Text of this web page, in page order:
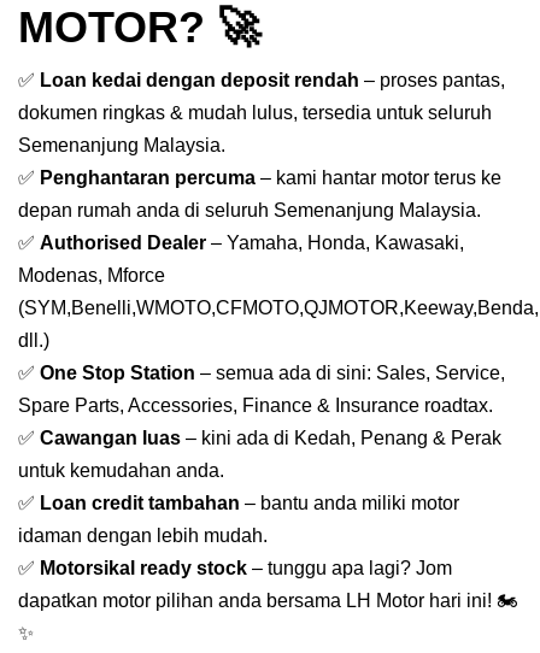
MOTOR? 🚀
✅ Loan kedai dengan deposit rendah – proses pantas,
dokumen ringkas & mudah lulus, tersedia untuk seluruh
Semenanjung Malaysia.
✅ Penghantaran percuma – kami hantar motor terus ke
depan rumah anda di seluruh Semenanjung Malaysia.
✅ Authorised Dealer – Yamaha, Honda, Kawasaki,
Modenas, Mforce
(SYM,Benelli,WMOTO,CFMOTO,QJMOTOR,Keeway,Benda,
dll.)
✅ One Stop Station – semua ada di sini: Sales, Service,
Spare Parts, Accessories, Finance & Insurance roadtax.
✅ Cawangan luas – kini ada di Kedah, Penang & Perak
untuk kemudahan anda.
✅ Loan credit tambahan – bantu anda miliki motor
idaman dengan lebih mudah.
✅ Motorsikal ready stock – tunggu apa lagi? Jom
dapatkan motor pilihan anda bersama LH Motor hari ini! 🏍️
✨